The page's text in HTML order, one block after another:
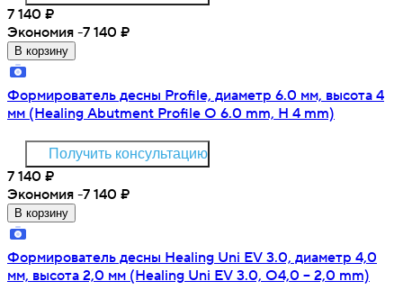
7 140 ₽
Экономия -7 140 ₽
В корзину
Формирователь десны Profile, диаметр 6.0 мм, высота 4
мм (Healing Abutment Profile O 6.0 mm, H 4 mm)
Получить консультацию
7 140 ₽
Экономия -7 140 ₽
В корзину
Формирователь десны Healing Uni EV 3.0, диаметр 4,0
мм, высота 2,0 мм (Healing Uni EV 3.0, O4,0 – 2,0 mm)